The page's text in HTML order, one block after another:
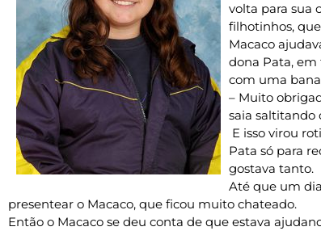
volta para sua
filhotinhos,
Macaco
dona Pata,
com uma
– Muito
saia saltitando
E isso virou
Pata só para
gostava tanto.
Até que um
presentear o Macaco, que ficou muito chateado.
Então o Macaco se deu conta de que estava